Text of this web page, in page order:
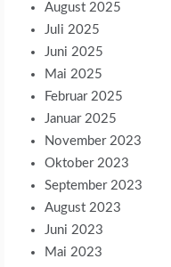
August 2025
Juli 2025
Juni 2025
Mai 2025
Februar 2025
Januar 2025
November 2023
Oktober 2023
September 2023
August 2023
Juni 2023
Mai 2023